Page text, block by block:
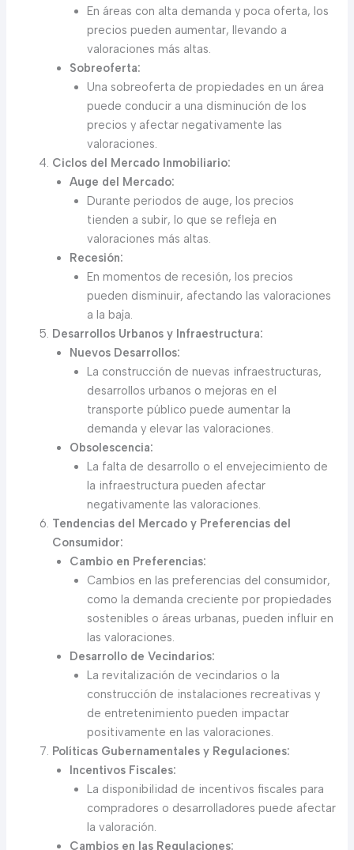
En áreas con alta demanda y poca oferta, los
precios pueden aumentar, llevando a
valoraciones más altas.
Sobreoferta:
Una sobreoferta de propiedades en un área
puede conducir a una disminución de los
precios y afectar negativamente las
valoraciones.
Ciclos del Mercado Inmobiliario:
Auge del Mercado:
Durante periodos de auge, los precios
tienden a subir, lo que se refleja en
valoraciones más altas.
Recesión:
En momentos de recesión, los precios
pueden disminuir, afectando las valoraciones
a la baja.
Desarrollos Urbanos y Infraestructura:
Nuevos Desarrollos:
La construcción de nuevas infraestructuras,
desarrollos urbanos o mejoras en el
transporte público puede aumentar la
demanda y elevar las valoraciones.
Obsolescencia:
La falta de desarrollo o el envejecimiento de
la infraestructura pueden afectar
negativamente las valoraciones.
Tendencias del Mercado y Preferencias del
Consumidor:
Cambio en Preferencias:
Cambios en las preferencias del consumidor,
como la demanda creciente por propiedades
sostenibles o áreas urbanas, pueden influir en
las valoraciones.
Desarrollo de Vecindarios:
La revitalización de vecindarios o la
construcción de instalaciones recreativas y
de entretenimiento pueden impactar
positivamente en las valoraciones.
Políticas Gubernamentales y Regulaciones:
Incentivos Fiscales:
La disponibilidad de incentivos fiscales para
compradores o desarrolladores puede afectar
la valoración.
Cambios en las Regulaciones: